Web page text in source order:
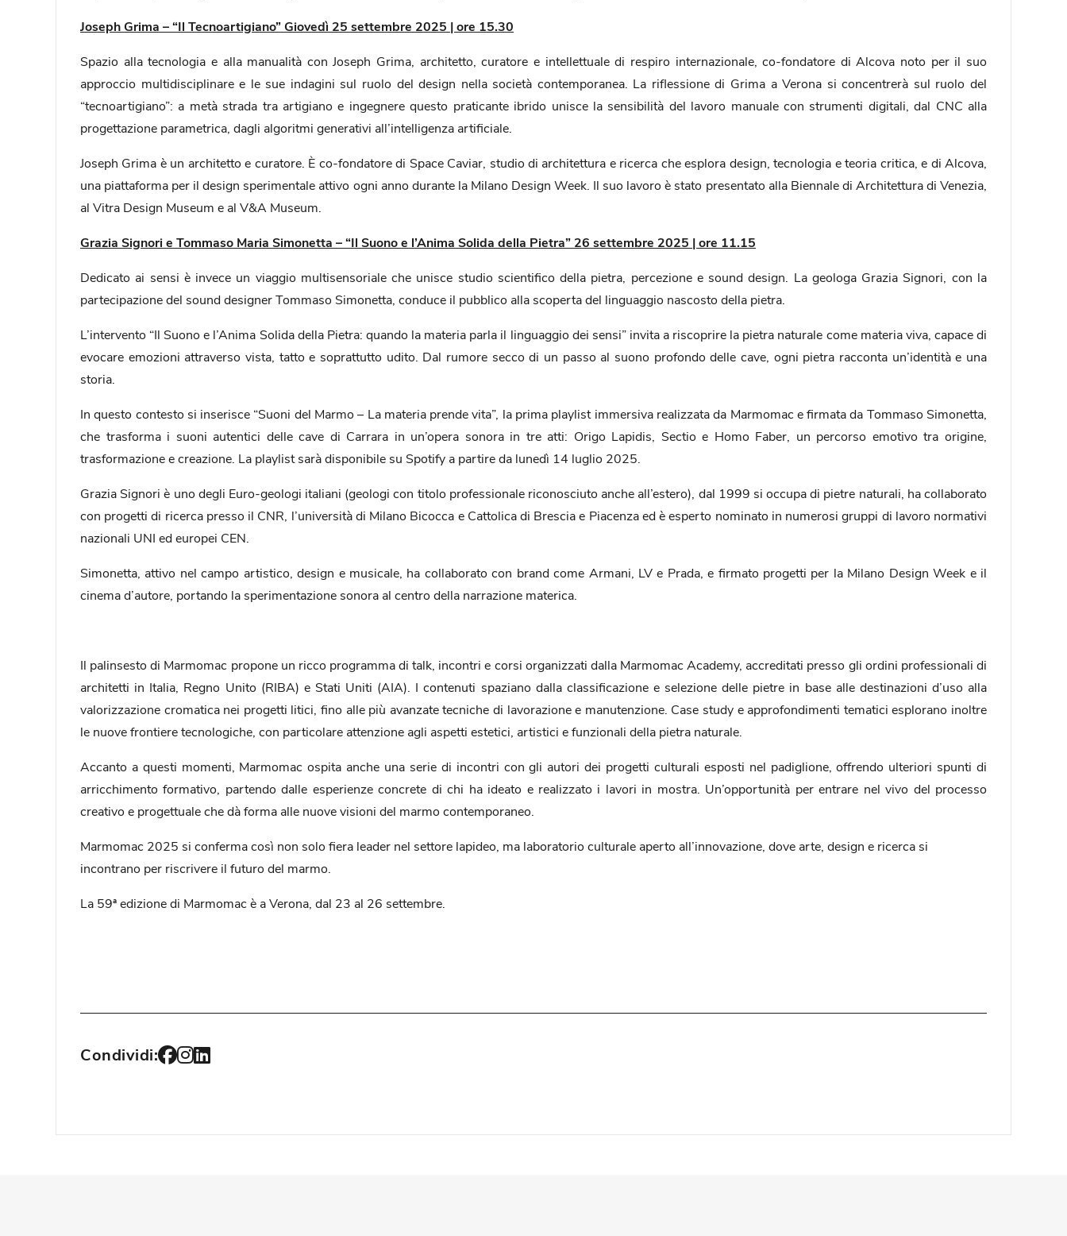
Joseph Grima – “Il Tecnoartigiano” Giovedì 25 settembre 2025 | ore 15.30
Spazio alla tecnologia e alla manualità con Joseph Grima, architetto, curatore e intellettuale di respiro internazionale, co-fondatore di Alcova noto per il suo
approccio multidisciplinare e le sue indagini sul ruolo del design nella società contemporanea. La riflessione di Grima a Verona si concentrerà sul ruolo del
“tecnoartigiano”: a metà strada tra artigiano e ingegnere questo praticante ibrido unisce la sensibilità del lavoro manuale con strumenti digitali, dal CNC alla
progettazione parametrica, dagli algoritmi generativi all’intelligenza artificiale.
Joseph Grima è un architetto e curatore. È co-fondatore di Space Caviar, studio di architettura e ricerca che esplora design, tecnologia e teoria critica, e di Alcova,
una piattaforma per il design sperimentale attivo ogni anno durante la Milano Design Week. Il suo lavoro è stato presentato alla Biennale di Architettura di Venezia,
al Vitra Design Museum e al V&A Museum.
Grazia Signori e Tommaso Maria Simonetta – “Il Suono e l’Anima Solida della Pietra” 26 settembre 2025 | ore 11.15
Dedicato ai sensi è invece un viaggio multisensoriale che unisce studio scientifico della pietra, percezione e sound design. La geologa Grazia Signori, con la
partecipazione del sound designer Tommaso Simonetta, conduce il pubblico alla scoperta del linguaggio nascosto della pietra.
L’intervento “Il Suono e l’Anima Solida della Pietra: quando la materia parla il linguaggio dei sensi” invita a riscoprire la pietra naturale come materia viva, capace di
evocare emozioni attraverso vista, tatto e soprattutto udito. Dal rumore secco di un passo al suono profondo delle cave, ogni pietra racconta un’identità e una
storia.
In questo contesto si inserisce “Suoni del Marmo – La materia prende vita”, la prima playlist immersiva realizzata da Marmomac e firmata da Tommaso Simonetta,
che trasforma i suoni autentici delle cave di Carrara in un’opera sonora in tre atti: Origo Lapidis, Sectio e Homo Faber, un percorso emotivo tra origine,
trasformazione e creazione. La playlist sarà disponibile su Spotify a partire da lunedì 14 luglio 2025.
Grazia Signori è uno degli Euro-geologi italiani (geologi con titolo professionale riconosciuto anche all’estero), dal 1999 si occupa di pietre naturali, ha collaborato
con progetti di ricerca presso il CNR, l’università di Milano Bicocca e Cattolica di Brescia e Piacenza ed è esperto nominato in numerosi gruppi di lavoro normativi
nazionali UNI ed europei CEN.
Simonetta, attivo nel campo artistico, design e musicale, ha collaborato con brand come Armani, LV e Prada, e firmato progetti per la Milano Design Week e il
cinema d’autore, portando la sperimentazione sonora al centro della narrazione materica.
Il palinsesto di Marmomac propone un ricco programma di talk, incontri e corsi organizzati dalla Marmomac Academy, accreditati presso gli ordini professionali di
architetti in Italia, Regno Unito (RIBA) e Stati Uniti (AIA). I contenuti spaziano dalla classificazione e selezione delle pietre in base alle destinazioni d’uso alla
valorizzazione cromatica nei progetti litici, fino alle più avanzate tecniche di lavorazione e manutenzione. Case study e approfondimenti tematici esplorano inoltre
le nuove frontiere tecnologiche, con particolare attenzione agli aspetti estetici, artistici e funzionali della pietra naturale.
Accanto a questi momenti, Marmomac ospita anche una serie di incontri con gli autori dei progetti culturali esposti nel padiglione, offrendo ulteriori spunti di
arricchimento formativo, partendo dalle esperienze concrete di chi ha ideato e realizzato i lavori in mostra. Un’opportunità per entrare nel vivo del processo
creativo e progettuale che dà forma alle nuove visioni del marmo contemporaneo.
Marmomac 2025 si conferma così non solo fiera leader nel settore lapideo, ma laboratorio culturale aperto all’innovazione, dove arte, design e ricerca si
incontrano per riscrivere il futuro del marmo.
La 59ª edizione di Marmomac è a Verona, dal 23 al 26 settembre.
Condividi: